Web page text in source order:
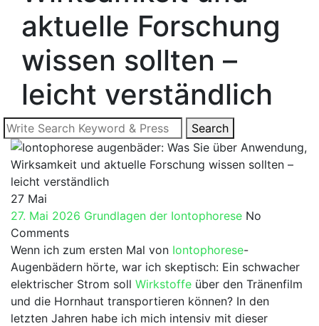
aktuelle Forschung
wissen sollten –
leicht verständlich
Search
for:
Search
27 Mai
27. Mai 2026 Grundlagen der Iontophorese No
Comments
Wenn ich‍ zum ersten Mal ⁣von Iontophorese-
Augenbädern hörte, war ​ich skeptisch: Ein schwacher
elektrischer‌ Strom soll Wirkstoffe über den Tränenfilm
und⁢ die Hornhaut transportieren können?⁤ In​ den
letzten Jahren habe ich mich intensiv‍ mit dieser